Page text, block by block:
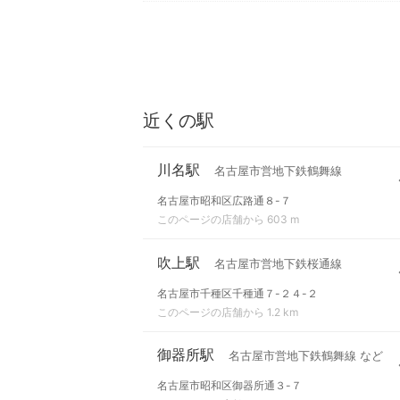
近くの駅
川名駅 名古屋市営地下鉄鶴舞線
名古屋市昭和区広路通８-７
このページの店舗から 603 m
吹上駅 名古屋市営地下鉄桜通線
名古屋市千種区千種通７-２４-２
このページの店舗から 1.2 km
御器所駅 名古屋市営地下鉄鶴舞線 など
名古屋市昭和区御器所通３-７